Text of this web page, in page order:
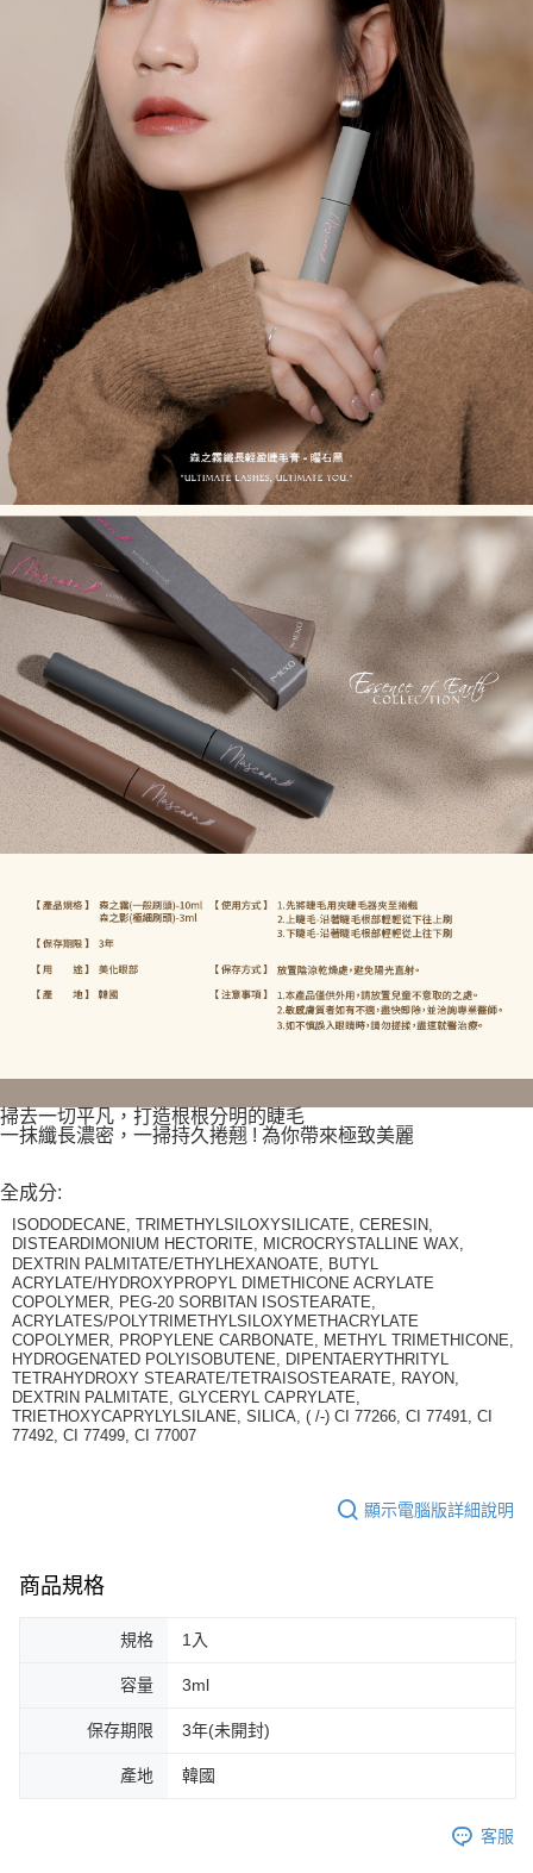
掃去一切平凡，打造根根分明的睫毛
一抹纖長濃密，一掃持久捲翹 ! 為你帶來極致美麗
全成分:
ISODODECANE, TRIMETHYLSILOXYSILICATE, CERESIN,
DISTEARDIMONIUM HECTORITE, MICROCRYSTALLINE WAX,
DEXTRIN PALMITATE/ETHYLHEXANOATE, BUTYL
ACRYLATE/HYDROXYPROPYL DIMETHICONE ACRYLATE
COPOLYMER, PEG-20 SORBITAN ISOSTEARATE,
ACRYLATES/POLYTRIMETHYLSILOXYMETHACRYLATE
COPOLYMER, PROPYLENE CARBONATE, METHYL TRIMETHICONE,
HYDROGENATED POLYISOBUTENE, DIPENTAERYTHRITYL
TETRAHYDROXY STEARATE/TETRAISOSTEARATE, RAYON,
DEXTRIN PALMITATE, GLYCERYL CAPRYLATE,
TRIETHOXYCAPRYLYLSILANE, SILICA, ( /-) CI 77266, CI 77491, CI
77492, CI 77499, CI 77007
顯示電腦版詳細說明
商品規格
規格 1入
容量 3ml
保存期限 3年(未開封)
產地 韓國
客服